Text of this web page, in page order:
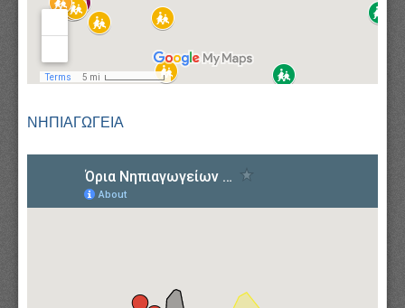
ΝΗΠΙΑΓΩΓΕΙΑ